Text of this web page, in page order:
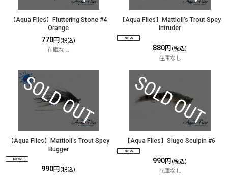
【Aqua Flies】Fluttering Stone #4
Orange
770円 (税込)
在庫なし
【Aqua Flies】Mattioli's Trout Spey
Intruder
880円 (税込)
在庫なし
【Aqua Flies】Mattioli's Trout Spey
Bugger
990円 (税込)
【Aqua Flies】Slugo Sculpin #6
990円 (税込)
在庫なし